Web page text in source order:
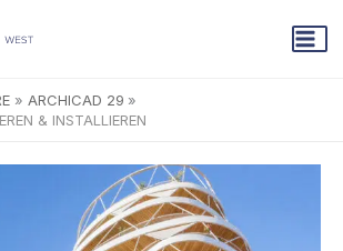
ARCHICAD 29
& INSTALLIEREN